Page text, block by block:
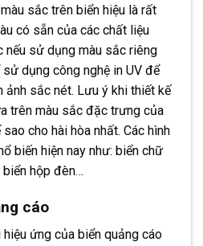
sắc trên biển hiệu là rất
có sẵn của các chất liệu
nếu sử dụng màu sắc riêng
dụng công nghệ in UV để
ảnh sắc nét. Lưu ý khi thiết kế
trên màu sắc đặc trưng của
cho hài hòa nhất. Các hình
biến hiện nay như: biển chữ
biển hộp đèn…
cáo
hiệu ứng của biển quảng cáo